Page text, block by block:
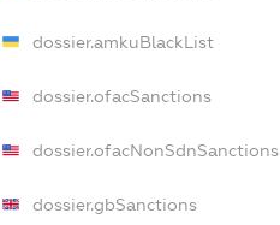
dossier.amkuBlackList
dossier.ofacSanctions
dossier.ofacNonSdnSanctions
dossier.gbSanctions